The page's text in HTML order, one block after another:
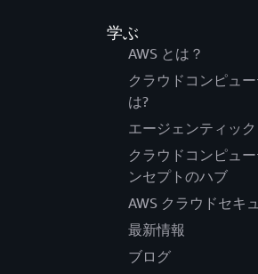
学ぶ
AWS とは？
クラウドコンピュ
は?
エージェンティッ
クラウドコンピュ
ンセプトのハブ
AWS クラウドセキ
最新情報
ブログ